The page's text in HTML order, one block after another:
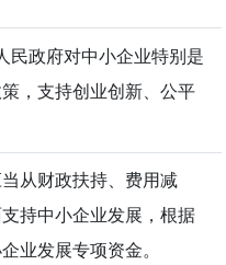
民政府对中小企业特别是
，支持创业创新、公平
从财政扶持、费用减
持中小企业发展，根据
业发展专项资金。